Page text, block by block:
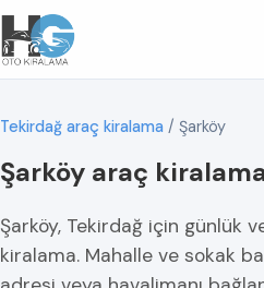
Tekirdağ araç kiralama / Şarköy
Şarköy araç
Şarköy, Tekirdağ için günlük
kiralama. Mahalle ve sokak